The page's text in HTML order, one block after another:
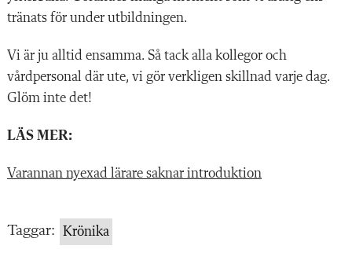
tränats för under utbildningen.
Vi är ju alltid ensamma. Så tack alla kollegor och
vårdpersonal där ute, vi gör verkligen skillnad varje dag.
Glöm inte det!
LÄS MER:
Varannan nyexad lärare saknar introduktion
Taggar: Krönika